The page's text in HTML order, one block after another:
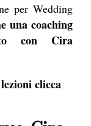
per Wedding
una coaching
con Cira
clicca